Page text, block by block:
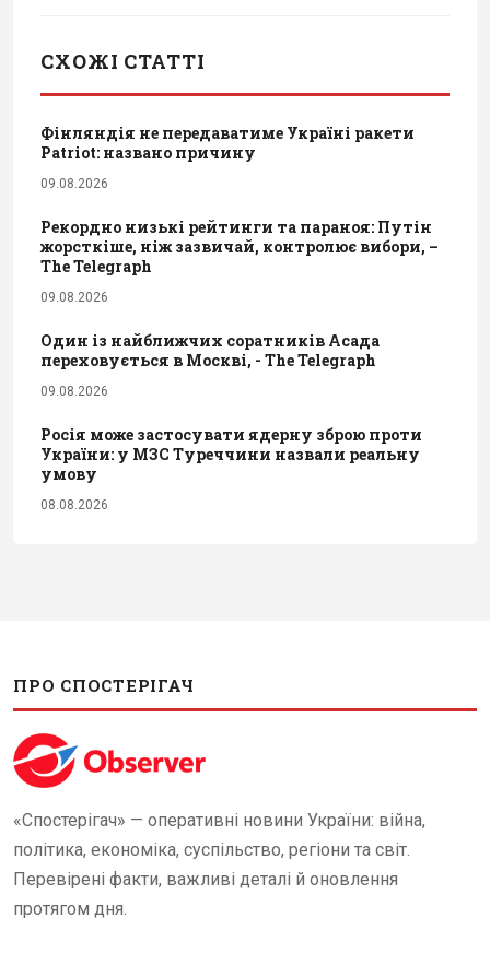
СХОЖІ СТАТТІ
Фінляндія не передаватиме Україні ракети
Patriot: названо причину
09.08.2026
Рекордно низькі рейтинги та параноя: Путін
жорсткіше, ніж зазвичай, контролює вибори, –
The Telegraph
09.08.2026
Один із найближчих соратників Асада
переховується в Москві, - The Telegraph
09.08.2026
Росія може застосувати ядерну зброю проти
України: у МЗС Туреччини назвали реальну
умову
08.08.2026
ПРО СПОСТЕРІГАЧ
«Спостерігач» — оперативні новини України: війна,
політика, економіка, суспільство, регіони та світ.
Перевірені факти, важливі деталі й оновлення
протягом дня.